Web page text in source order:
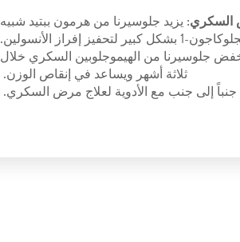
السكري: يزيد جلوسيرنا من هرمون ببتيد شبيه
1 بشكل كبير لتحفيز إفراز الأنسولين.
جلوسيرنا من الهيموجلوبين السكري خلال
ثلاثة أشهر ويساعد في إنقاص الوزن.
إلى جنب مع الأدوية لعلاج مرض السكري.